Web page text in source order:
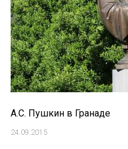
А.С. Пушкин в Гранаде
24.09.2015